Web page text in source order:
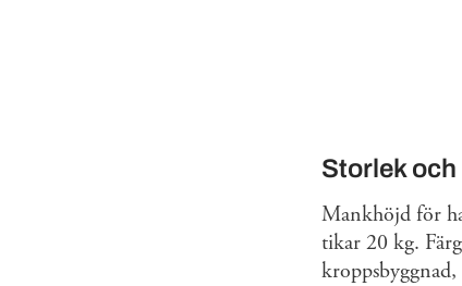
Storlek
Mankhöjd för
tikar 20 kg.
kroppsbyggnad,